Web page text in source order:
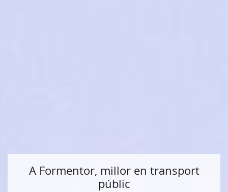
A Formentor, millor en transport
públic